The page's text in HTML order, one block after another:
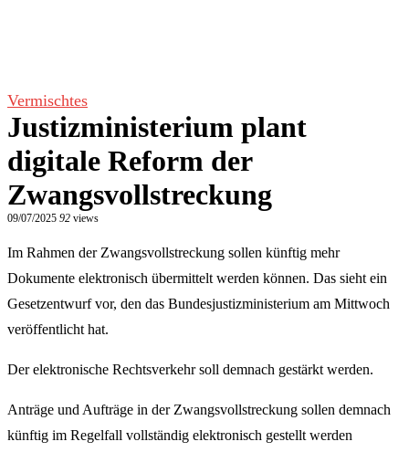
Vermischtes
Justizministerium plant
digitale Reform der
Zwangsvollstreckung
09/07/2025 92 views
Im Rahmen der Zwangsvollstreckung sollen künftig mehr
Dokumente elektronisch übermittelt werden können. Das sieht ein
Gesetzentwurf vor, den das Bundesjustizministerium am Mittwoch
veröffentlicht hat.
Der elektronische Rechtsverkehr soll demnach gestärkt werden.
Anträge und Aufträge in der Zwangsvollstreckung sollen demnach
künftig im Regelfall vollständig elektronisch gestellt werden